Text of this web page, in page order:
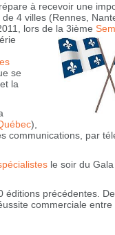
à recevoir une
4 villes (Rennes,
lors de la 3ième
se
la
),
communications, par
le soir du Gala
éditions précédentes.
commerciale entre